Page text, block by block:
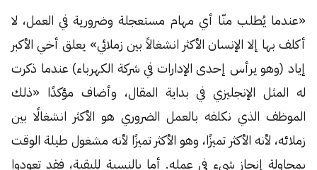
«عندما يُطلب منّا أي مهام مستعجلة وضرورية في العمل، لا
أكلف بها إلا الإنسان الأكثر انشغالاً بين زملائي» يعلق أخي الأكبر
إياد (وهو يرأس إحدى الإدارات في شركة الكهرباء) عندما ذكرت
له المثل الإنجليزي في بداية المقال، وأضاف مؤكدًا «ذلك
الموظف الذي نكلفه بالعمل الضروري هو الأكثر انشغالًا بين
زملائه، لأنه الأكثر تميزًا، وهو الأكثر تميزًا لأنه مشغول طيلة الوقت
بمحاولة إنجاز شيء في عمله. أما بالنسبة للبقية، فقد تعودوا